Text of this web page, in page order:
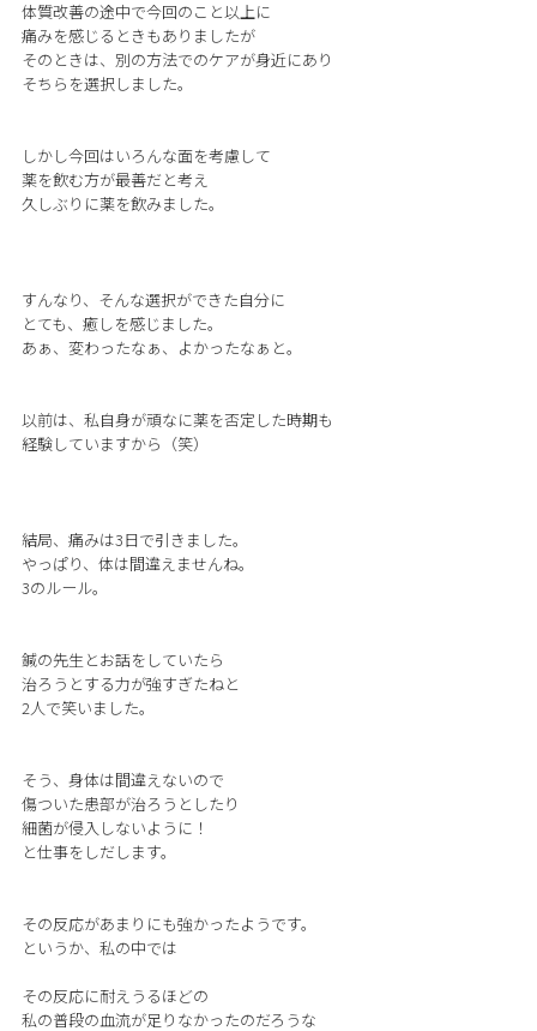
体質改善の途中で今回のこと以上に
痛みを感じるときもありましたが
そのときは、別の方法でのケアが身近にあり
そちらを選択しました。
しかし今回はいろんな面を考慮して
薬を飲む方が最善だと考え
久しぶりに薬を飲みました。
すんなり、そんな選択ができた自分に
とても、癒しを感じました。
あぁ、変わったなぁ、よかったなぁと。
以前は、私自身が頑なに薬を否定した時期も
経験していますから（笑）
結局、痛みは3日で引きました。
やっぱり、体は間違えませんね。
3のルール。
鍼の先生とお話をしていたら
治ろうとする力が強すぎたねと
2人で笑いました。
そう、身体は間違えないので
傷ついた患部が治ろうとしたり
細菌が侵入しないように！
と仕事をしだします。
その反応があまりにも強かったようです。
というか、私の中では
その反応に耐えうるほどの
私の普段の血流が足りなかったのだろうな